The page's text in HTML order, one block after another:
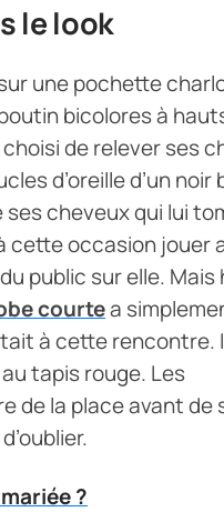
le look
une pochette
bicolores à
de relever ses
d’oreille d’un noir
cheveux qui lui
cette occasion jouer
public sur elle. Mais
courtea
à cette rencontre.
tapis rouge. Les
de la place avant de
?